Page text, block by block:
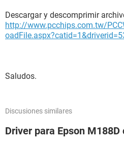
Descargar y descomprimir
http://www.pcchips.com.tw/
Saludos.
Discusiones similares
Driver para Epson M188D